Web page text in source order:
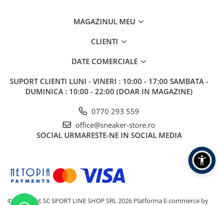
MAGAZINUL MEU
CLIENTI
DATE COMERCIALE
SUPORT CLIENTI LUNI - VINERI : 10:00 - 17:00 SAMBATA -
DUMINICA : 10:00 - 22:00 (DOAR IN MAGAZINE)
0770 293 559
office@sneaker-store.ro
SOCIAL URMARESTE-NE IN SOCIAL MEDIA
©Copyright SC SPORT LINE SHOP SRL 2026 Platforma E-commerce by